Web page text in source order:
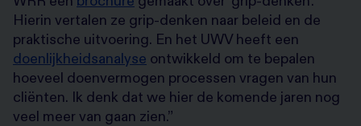
Hierin vertalen ze grip-denken naar beleid en de
praktische uitvoering. En het UWV heeft een
doenlijkheidsanalyse ontwikkeld om te bepalen
hoeveel doenvermogen processen vragen van hun
cliënten. Ik denk dat we hier de komende jaren nog
veel meer van gaan zien.”